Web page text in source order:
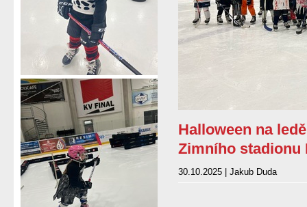
Halloween na
Zimního stadionu
30.10.2025 | Jakub Duda